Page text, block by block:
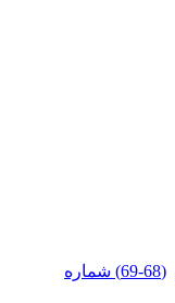
(68-69) شماره